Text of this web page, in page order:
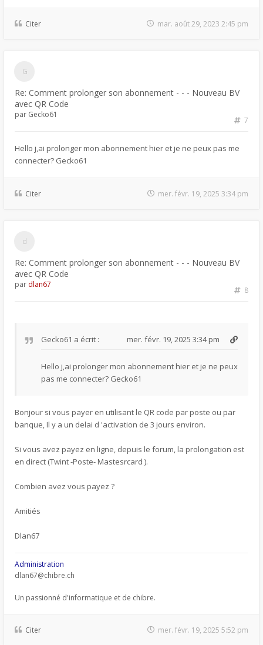
Citer mar. août 29, 2023 2:45 pm
Re: Comment prolonger son abonnement - - - Nouveau BV
avec QR Code
7
par Gecko61
Hello j,ai prolonger mon abonnement hier et je ne peux pas me
connecter? Gecko61
Citer mer. févr. 19, 2025 3:34 pm
Re: Comment prolonger son abonnement - - - Nouveau BV
avec QR Code
8
par dlan67
Gecko61 a écrit : mer. févr. 19, 2025 3:34 pm
Hello j,ai prolonger mon abonnement hier et je ne peux
pas me connecter? Gecko61
Bonjour si vous payer en utilisant le QR code par poste ou par
banque, Il y a un delai d 'activation de 3 jours environ.
Si vous avez payez en ligne, depuis le forum, la prolongation est
en direct (Twint -Poste- Mastesrcard ).
Combien avez vous payez ?
Amitiés
Dlan67
Administration
dlan67@chibre.ch
Un passionné d'informatique et de chibre.
Citer mer. févr. 19, 2025 5:52 pm